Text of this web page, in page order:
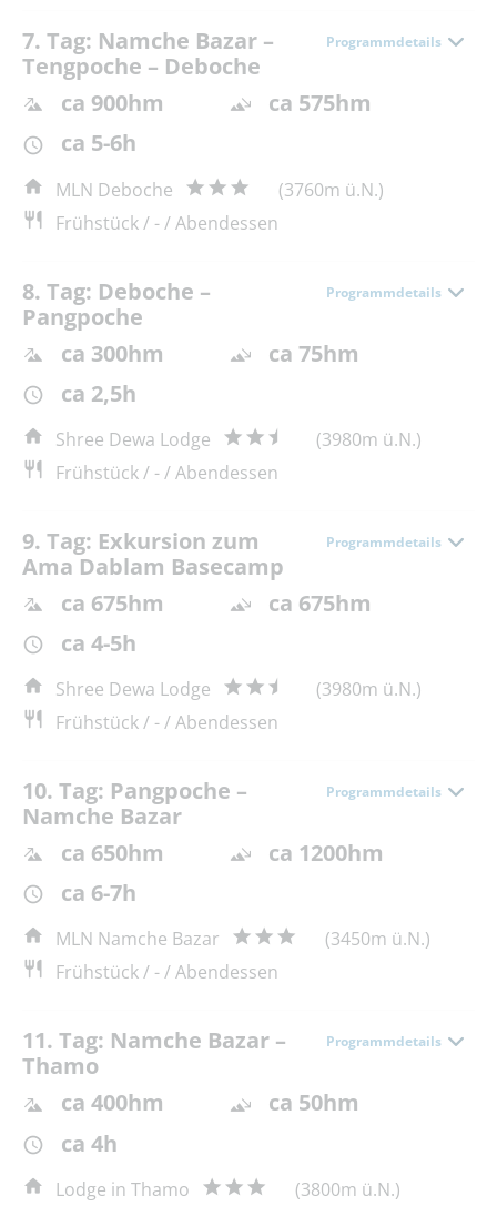
7. Tag: Namche Bazar –
Tengpoche – Deboche
Programmdetails
ca 900hm
ca 575hm
ca 5-6h
MLN Deboche
(3760m ü.N.)
Frühstück / - / Abendessen
8. Tag: Deboche –
Pangpoche
Programmdetails
ca 300hm
ca 75hm
ca 2,5h
Shree Dewa Lodge
(3980m ü.N.)
Frühstück / - / Abendessen
9. Tag: Exkursion zum
Ama Dablam Basecamp
Programmdetails
ca 675hm
ca 675hm
ca 4-5h
Shree Dewa Lodge
(3980m ü.N.)
Frühstück / - / Abendessen
10. Tag: Pangpoche –
Namche Bazar
Programmdetails
ca 650hm
ca 1200hm
ca 6-7h
MLN Namche Bazar
(3450m ü.N.)
Frühstück / - / Abendessen
11. Tag: Namche Bazar –
Thamo
Programmdetails
ca 400hm
ca 50hm
ca 4h
Lodge in Thamo
(3800m ü.N.)